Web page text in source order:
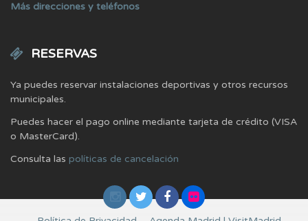
Más direcciones y teléfonos
RESERVAS
Ya puedes reservar instalaciones deportivas y otros recursos
municipales.
Puedes hacer el pago online mediante tarjeta de crédito (VISA
o MasterCard).
Consulta las políticas de cancelación